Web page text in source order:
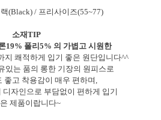
(Black) / 프리사이즈(55~77)
소재TIP
19% 폴리5% 의 가볍고 시원한
지 쾌적하게 입기 좋은 원단입니다^^
있는 품의 롱한 기장의 원피스로
좋고 착용감이 매우 편하며,
디자인으로 부담없이 편하게 입기
제품이랍니다~